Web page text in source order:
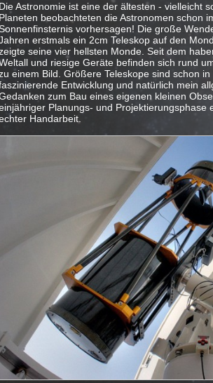
Die Astronomie ist eine der ältesten - vielleicht
Planeten beobachteten die Astronomen schon
vorhersagen! Die große
erstmals ein 2cm Teleskop auf den
seine vier hellsten Monde. Seit dem
und riesige Geräte befinden sich rund
einem Bild. Größere Teleskope sind schon
Entwicklung und natürlich mein
zum Bau eines eigenen kleinen
Planungs- und
Handarbeit.